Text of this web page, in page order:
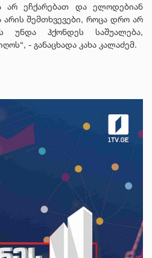
არ ეჩქარებათ და ელოდებიან
შემთხვევები, როცა დრო არ
ჰქონდეს საშუალება,
- განაცხადა კახა კალაძემ.